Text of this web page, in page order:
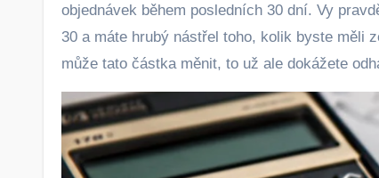
objednávek během posledních 30 dní. Vy
30 a máte hrubý nástřel toho, kolik byste měli
může tato částka měnit, to už ale dokážete